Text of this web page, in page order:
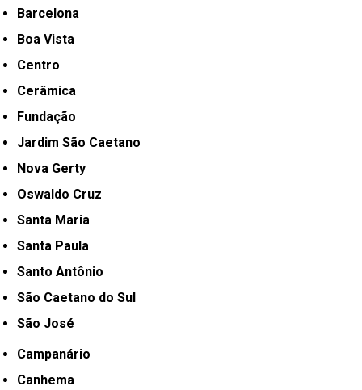
Barcelona
Boa Vista
Centro
Cerâmica
Fundação
Jardim São Caetano
Nova Gerty
Oswaldo Cruz
Santa Maria
Santa Paula
Santo Antônio
São Caetano do Sul
São José
Campanário
Canhema